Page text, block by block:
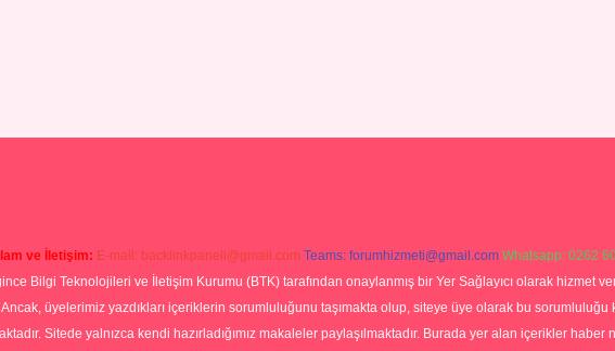
ve İletişim: E-mail: backlinkpaneli@gmail.com Teams: forumhizmeti@gmail.com Whatsapp: 0262
Bilgi Teknolojileri ve İletişim Kurumu (BTK) tarafından onaylanmış bir Yer Sağlayıcı olarak
üyelerimiz yazdıkları içeriklerin sorumluluğunu taşımakta olup, siteye üye olarak bu
Sitede yalnızca kendi hazırladığımız makaleler paylaşılmaktadır. Burada yer alan içerikler